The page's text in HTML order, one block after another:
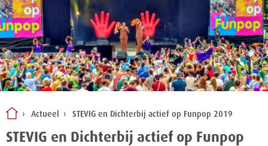
inhoud
Actueel STEVIG en Dichterbij actief op Funpop 2019
STEVIG en Dichterbij actief op Funpop
Sluiten
Snel naar:
Wonen bij Dichterbij
Vrije dagbestedingsplekken